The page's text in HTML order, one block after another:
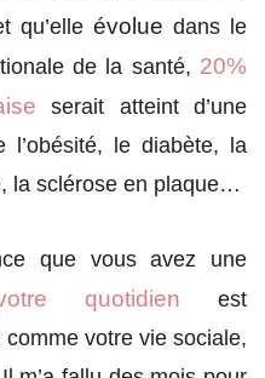
qu’elleévolue dans le
de la santé, 20%
serait atteint d’une
l’obésité, le diabète, la
la sclérose en plaque…
que vous avez une
quotidien est
votre vie sociale,